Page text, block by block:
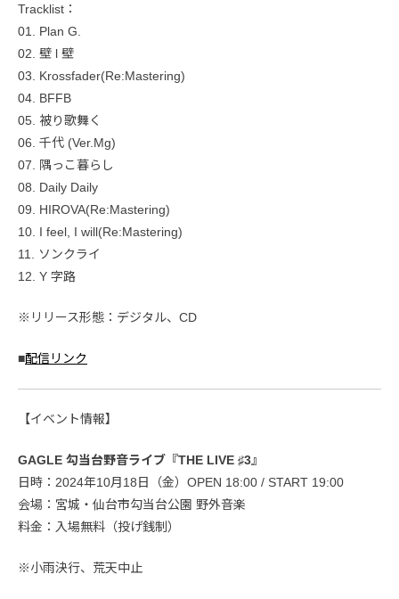
Tracklist：
01. Plan G.
02. 壁 l 壁
03. Krossfader(Re:Mastering)
04. BFFB
05. 被り歌舞く
06. 千代 (Ver.Mg)
07. 隅っこ暮らし
08. Daily Daily
09. HIROVA(Re:Mastering)
10. I feel, I will(Re:Mastering)
11. ソンクライ
12. Y 字路
※リリース形態：デジタル、CD
■配信リンク
【イベント情報】
GAGLE 勾当台野音ライブ『THE LIVE ♯3』
日時：2024年10月18日（金）OPEN 18:00 / START 19:00
会場：宮城・仙台市勾当台公園 野外音楽
料金：入場無料（投げ銭制）
※小雨決行、荒天中止